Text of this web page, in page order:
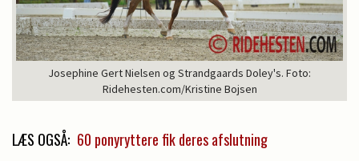
Josephine Gert Nielsen og Strandgaards Doley's. Foto:
Ridehesten.com/Kristine Bojsen
LÆS OGSÅ: 60 ponyryttere fik deres afslutning